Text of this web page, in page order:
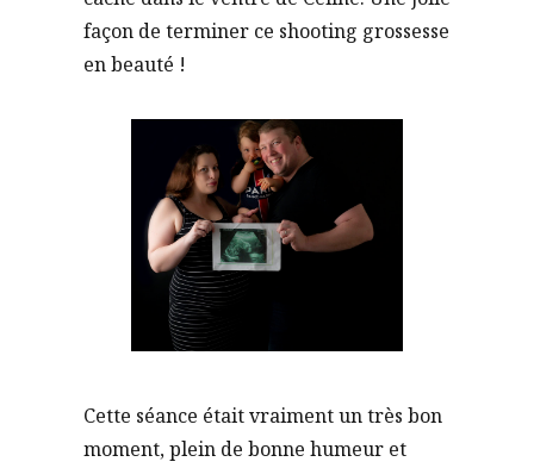
façon de terminer ce shooting grossesse
en beauté !
Cette séance était vraiment un très bon
moment, plein de bonne humeur et